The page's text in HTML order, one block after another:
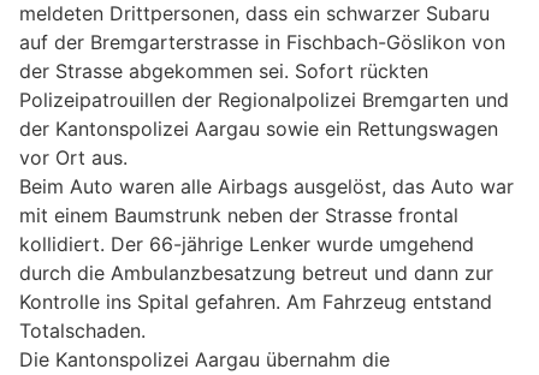
meldeten Drittpersonen, dass ein schwarzer Subaru
auf der Bremgarterstrasse in Fischbach-Göslikon von
der Strasse abgekommen sei. Sofort rückten
Polizeipatrouillen der Regionalpolizei Bremgarten und
der Kantonspolizei Aargau sowie ein Rettungswagen
vor Ort aus.
Beim Auto waren alle Airbags ausgelöst, das Auto war
mit einem Baumstrunk neben der Strasse frontal
kollidiert. Der 66-jährige Lenker wurde umgehend
durch die Ambulanzbesatzung betreut und dann zur
Kontrolle ins Spital gefahren. Am Fahrzeug entstand
Totalschaden.
Die Kantonspolizei Aargau übernahm die